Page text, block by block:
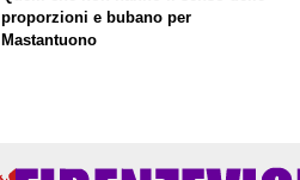
proporzioni e bubano per
Mastantuono